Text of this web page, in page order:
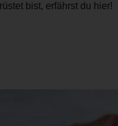
bist, erfährst du hier!